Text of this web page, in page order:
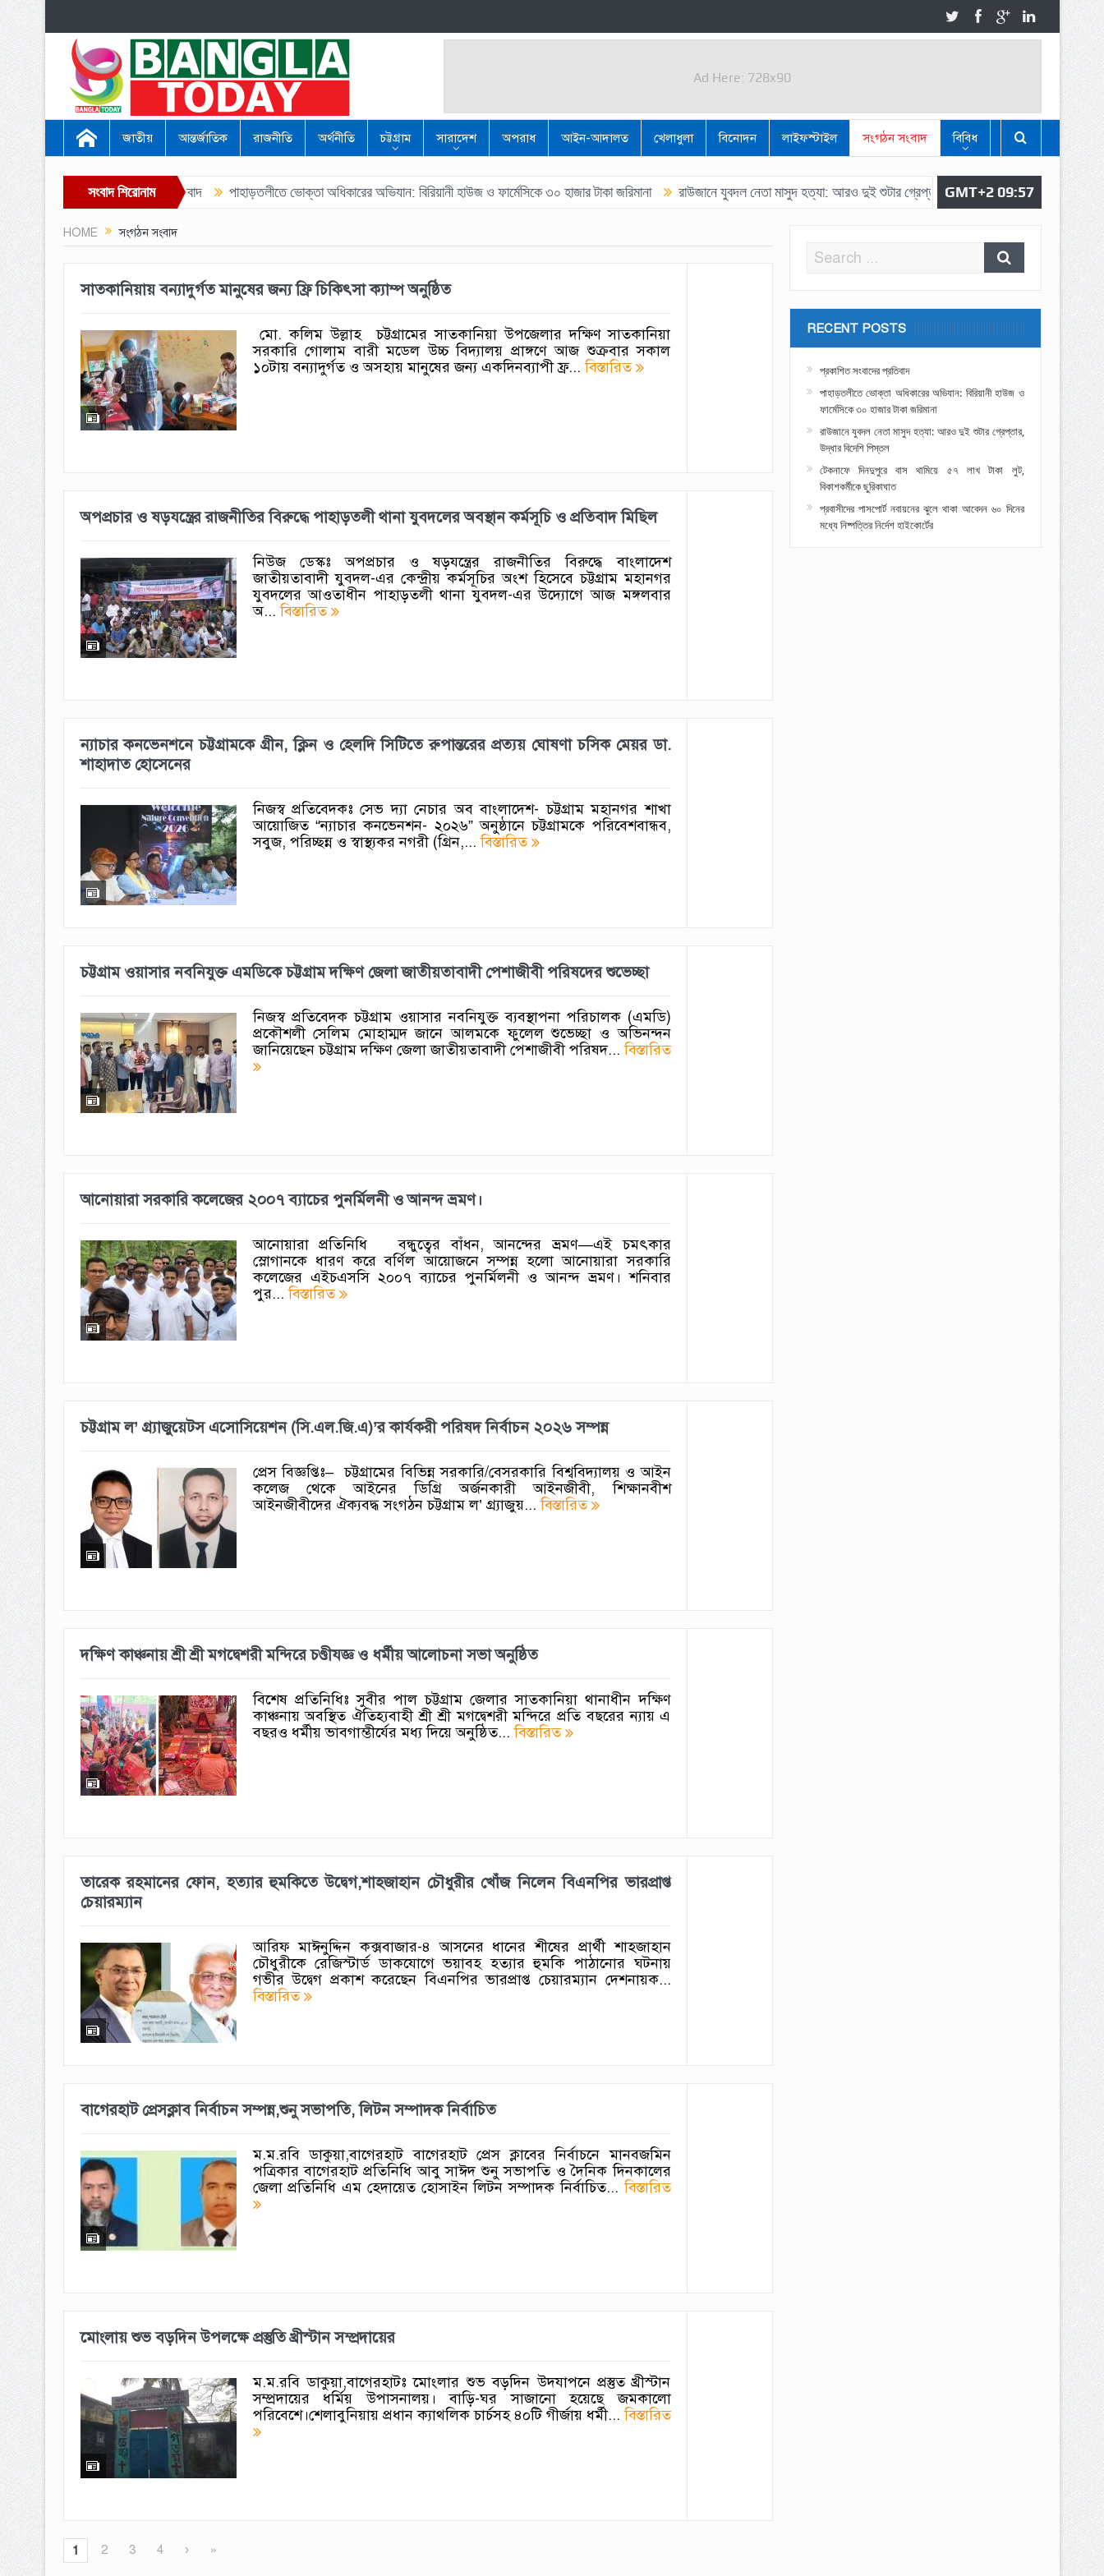
Ad Here: 728x90
Ad Here: 728x90
জাতীয় আন্তর্জাতিক রাজনীতি অর্থনীতি চট্টগ্রাম সারাদেশ অপরাধ আইন-আদালত খেলাধুলা বিনোদন লাইফস্টাইল সংগঠন সংবাদ বিবিধ
সংবাদ শিরোনাম
প্রকাশিত সংবাদের প্রতিবাদ পাহাড়তলীতে ভোক্তা অধিকারের অভিযান: বিরিয়ানী হাউজ ও ফার্মেসিকে ৩০ হাজার টাকা জরিমানা রাউজানে যুবদল নেতা মাসুদ হত্যা: আরও দুই শুটার গ্রেপ্তার, উদ্ধার বিদেশি পিস্তল টেকনাফে
GMT+2 09:57
HOME সংগঠন সংবাদ
‎সাতকানিয়ায় বন্যাদুর্গত মানুষের জন্য ফ্রি চিকিৎসা ক্যাম্প অনুষ্ঠিত
মো. কলিম উল্লাহ ‎ ‎চট্টগ্রামের সাতকানিয়া উপজেলার দক্ষিণ সাতকানিয়া
সরকারি গোলাম বারী মডেল উচ্চ বিদ্যালয় প্রাঙ্গণে আজ শুক্রবার সকাল
১০টায় বন্যাদুর্গত ও অসহায় মানুষের জন্য একদিনব্যাপী ফ্র...বিস্তারিত
‎অপপ্রচার ও ষড়যন্ত্রের রাজনীতির বিরুদ্ধে পাহাড়তলী থানা যুবদলের অবস্থান কর্মসূচি ও প্রতিবাদ মিছিল
নিউজ ডেস্কঃ অপপ্রচার ও ষড়যন্ত্রের রাজনীতির বিরুদ্ধে বাংলাদেশ
জাতীয়তাবাদী যুবদল-এর কেন্দ্রীয় কর্মসূচির অংশ হিসেবে চট্টগ্রাম মহানগর
যুবদলের আওতাধীন পাহাড়তলী থানা যুবদল-এর উদ্যোগে আজ মঙ্গলবার
অ...বিস্তারিত
ন্যাচার কনভেনশনে চট্টগ্রামকে গ্রীন, ক্লিন ও হেলদি সিটিতে রুপান্তরের প্রত্যয় ঘোষণা চসিক মেয়র ডা.
শাহাদাত হোসেনের
নিজস্ব প্রতিবেদকঃ সেভ দ্যা নেচার অব বাংলাদেশ- চট্টগ্রাম মহানগর শাখা
আয়োজিত “ন্যাচার কনভেনশন- ২০২৬” অনুষ্ঠানে চট্টগ্রামকে পরিবেশবান্ধব,
সবুজ, পরিচ্ছন্ন ও স্বাস্থ্যকর নগরী (গ্রিন,...বিস্তারিত
চট্টগ্রাম ওয়াসার নবনিযুক্ত এমডিকে চট্টগ্রাম দক্ষিণ জেলা জাতীয়তাবাদী পেশাজীবী পরিষদের শুভেচ্ছা
নিজস্ব প্রতিবেদক চট্টগ্রাম ওয়াসার নবনিযুক্ত ব্যবস্থাপনা পরিচালক (এমডি)
প্রকৌশলী সেলিম মোহাম্মদ জানে আলমকে ফুলেল শুভেচ্ছা ও অভিনন্দন
জানিয়েছেন চট্টগ্রাম দক্ষিণ জেলা জাতীয়তাবাদী পেশাজীবী পরিষদ...বিস্তারিত
‎আনোয়ারা সরকারি কলেজের ২০০৭ ব্যাচের পুনর্মিলনী ও আনন্দ ভ্রমণ।
আনোয়ারা প্রতিনিধি ‎‎ বন্ধুত্বের বাঁধন, আনন্দের ভ্রমণ—এই চমৎকার
স্লোগানকে ধারণ করে বর্ণিল আয়োজনে সম্পন্ন হলো আনোয়ারা সরকারি
কলেজের এইচএসসি ২০০৭ ব্যাচের পুনর্মিলনী ও আনন্দ ভ্রমণ। শনিবার
পুর...বিস্তারিত
চট্টগ্রাম ল’ গ্র্যাজুয়েটস এসোসিয়েশন (সি.এল.জি.এ)’র কার্যকরী পরিষদ নির্বাচন ২০২৬ সম্পন্ন
প্রেস বিজ্ঞপ্তিঃ– ‎ ‎চট্টগ্রামের বিভিন্ন সরকারি/বেসরকারি বিশ্ববিদ্যালয় ও আইন
কলেজ থেকে আইনের ডিগ্রি অর্জনকারী আইনজীবী, শিক্ষানবীশ
আইনজীবীদের ঐক্যবদ্ধ সংগঠন চট্টগ্রাম ল’ গ্র্যাজুয়...বিস্তারিত
দক্ষিণ কাঞ্চনায় শ্রী শ্রী মগদ্বেশরী মন্দিরে চণ্ডীযজ্ঞ ও ধর্মীয় আলোচনা সভা অনুষ্ঠিত
বিশেষ প্রতিনিধিঃ সুবীর পাল চট্টগ্রাম জেলার সাতকানিয়া থানাধীন দক্ষিণ
কাঞ্চনায় অবস্থিত ঐতিহ্যবাহী শ্রী শ্রী মগদ্বেশরী মন্দিরে প্রতি বছরের ন্যায় এ
বছরও ধর্মীয় ভাবগাম্ভীর্যের মধ্য দিয়ে অনুষ্ঠিত...বিস্তারিত
তারেক রহমানের ফোন, হত্যার হুমকিতে উদ্বেগ,শাহজাহান চৌধুরীর খোঁজ নিলেন বিএনপির ভারপ্রাপ্ত
চেয়ারম্যান
আরিফ মাঈনুদ্দিন ‎কক্সবাজার-৪ আসনের ধানের শীষের প্রার্থী শাহজাহান
চৌধুরীকে রেজিস্টার্ড ডাকযোগে ভয়াবহ হত্যার হুমকি পাঠানোর ঘটনায়
গভীর উদ্বেগ প্রকাশ করেছেন বিএনপির ভারপ্রাপ্ত চেয়ারম্যান দেশনায়ক...
বিস্তারিত
‎বাগেরহাট প্রেসক্লাব নির্বাচন সম্পন্ন,শুনু সভাপতি, লিটন সম্পাদক নির্বাচিত
‎ম.ম.রবি ডাকুয়া,বাগেরহাট বাগেরহাট প্রেস ক্লাবের নির্বাচনে মানবজমিন
পত্রিকার বাগেরহাট প্রতিনিধি ‎আবু সাঈদ শুনু সভাপতি ও দৈনিক দিনকালের
জেলা প্রতিনিধি এম হেদায়েত হোসাইন ‎লিটন সম্পাদক নির্বাচিত...বিস্তারিত
‎মোংলায় শুভ বড়দিন উপলক্ষে প্রস্তুতি খ্রীস্টান সম্প্রদায়ের
‎ম.ম.রবি ডাকুয়া,বাগেরহাটঃ ‎মোংলার শুভ বড়দিন উদযাপনে প্রস্তুত খ্রীস্টান
সম্প্রদায়ের ধর্মিয় উপাসনালয়। বাড়ি-ঘর সাজানো হয়েছে জমকালো
পরিবেশে।শেলাবুনিয়ায় প্রধান ক্যাথলিক চার্চসহ ৪০টি গীর্জায় ধর্মী...বিস্তারিত
1 2 3 4 › »
RECENT POSTS
প্রকাশিত সংবাদের প্রতিবাদ
পাহাড়তলীতে ভোক্তা অধিকারের অভিযান: বিরিয়ানী হাউজ ও
ফার্মেসিকে ৩০ হাজার টাকা জরিমানা
রাউজানে যুবদল নেতা মাসুদ হত্যা: আরও দুই শুটার গ্রেপ্তার,
উদ্ধার বিদেশি পিস্তল
টেকনাফে দিনদুপুরে বাস থামিয়ে ৫৭ লাখ টাকা লুট,
বিকাশকর্মীকে ছুরিকাঘাত
প্রবাসীদের পাসপোর্ট নবায়নের ঝুলে থাকা আবেদন ৬০ দিনের
মধ্যে নিষ্পত্তির নির্দেশ হাইকোর্টের